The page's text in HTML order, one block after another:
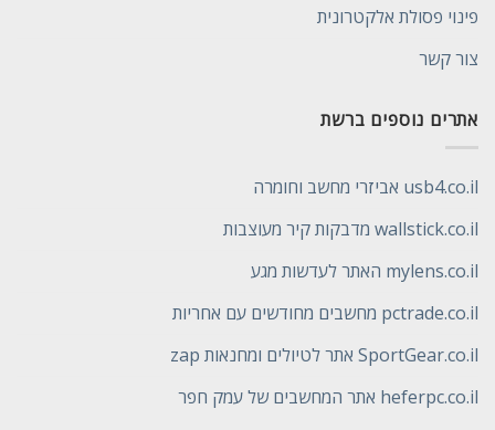
פינוי פסולת אלקטרונית
צור קשר
אתרים נוספים ברשת
usb4.co.il אביזרי מחשב וחומרה
wallstick.co.il מדבקות קיר מעוצבות
mylens.co.il האתר לעדשות מגע
pctrade.co.il מחשבים מחודשים עם אחריות
SportGear.co.il אתר לטיולים ומחנאות zap
heferpc.co.il אתר המחשבים של עמק חפר